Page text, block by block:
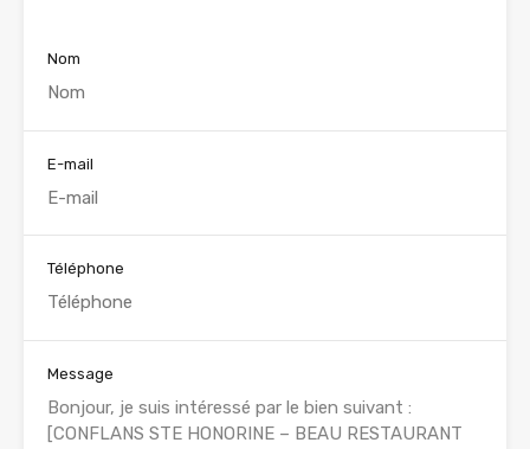
Nom
E-mail
Téléphone
Message